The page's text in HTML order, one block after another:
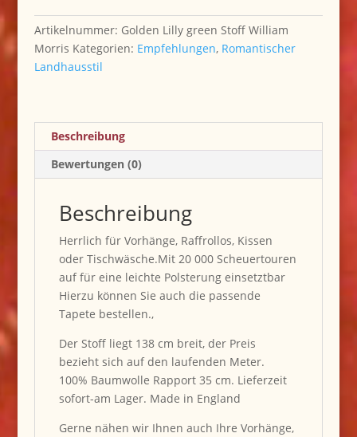
Stoff
Menge
Artikelnummer: Golden Lilly green Stoff William
Morris Kategorien: Empfehlungen, Romantischer
Landhausstil
Beschreibung
Bewertungen (0)
Beschreibung
Herrlich für Vorhänge, Raffrollos, Kissen
oder Tischwäsche.Mit 20 000 Scheuertouren
auf für eine leichte Polsterung einsetztbar
Hierzu können Sie auch die passende
Tapete bestellen.,
Der Stoff liegt 138 cm breit, der Preis
bezieht sich auf den laufenden Meter.
100% Baumwolle Rapport 35 cm. Lieferzeit
sofort-am Lager. Made in England
Gerne nähen wir Ihnen auch Ihre Vorhänge,